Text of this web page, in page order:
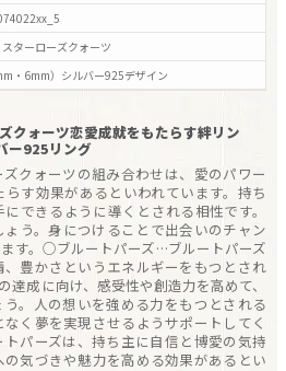
クォーツ恋愛成就をもたらす絆リン
ー925リング
クォーツの組み合わせは、愛のパワー
す効果があるといわれています。持ち
できるように導くとされる相性です。
う。身につけることで出会いのチャン
す。○ブルートパーズ…ブルートパーズ
豊かさというエネルギーをもつとされ
達成に向け、感受性や創造力を高めて、
。人の想いを強める力をもつとされる
く夢を実現させるようサポートしてく
パーズは、持ち主に自信と博愛の気持
気づきや魅力を高める効果があるとい
ターローズクォーツ
・6mm）シルバー925デザイン